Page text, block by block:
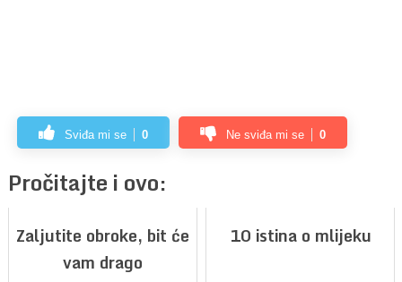
Sviđa mi se 0 Ne sviđa mi se 0
Pročitajte i ovo:
Zaljutite obroke, bit će
vam drago
10 istina o mlijeku